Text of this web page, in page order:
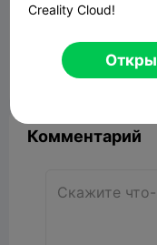
Alex
Комментарий
Creality Cloud!